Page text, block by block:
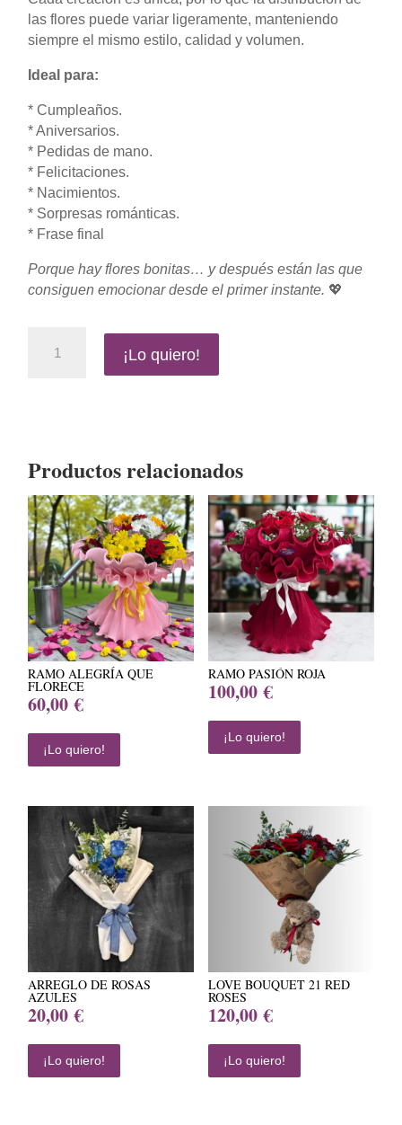
las flores puede variar ligeramente, manteniendo
siempre el mismo estilo, calidad y volumen.
Ideal para:
* Cumpleaños.
* Aniversarios.
* Pedidas de mano.
* Felicitaciones.
* Nacimientos.
* Sorpresas románticas.
* ⁠Frase final
Porque hay flores bonitas… y después están las que
consiguen emocionar desde el primer instante. 💖
PINK
¡Lo quiero!
Productos relacionados
RAMO ALEGRÍA QUE
FLORECE
60,00€
¡Lo quiero!
RAMO PASIÓN ROJA
100,00€
¡Lo quiero!
ARREGLO DE ROSAS
AZULES
20,00€
¡Lo quiero!
LOVE BOUQUET 21 RED
ROSES
120,00€
¡Lo quiero!